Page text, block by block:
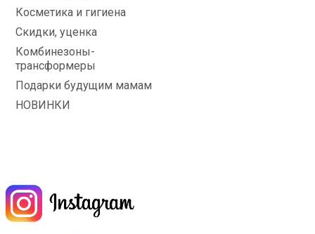
Косметика и гигиена
Скидки, уценка
Комбинезоны-
трансформеры
Подарки будущим мамам
НОВИНКИ